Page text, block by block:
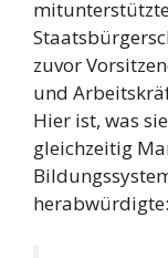
zuvor
und
Hier ist, was
gleichzeitig
herabwürdigte: